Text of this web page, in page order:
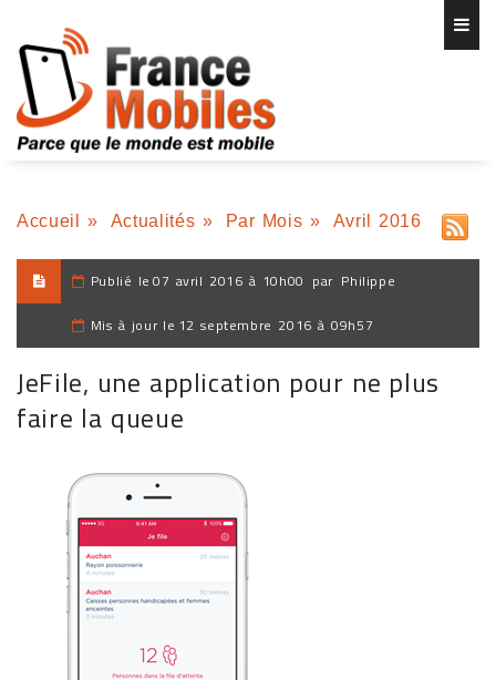
Accueil » Actualités » Par Mois » Avril 2016
Publié le 07 avril 2016 à 10h00 par Philippe
Mis à jour le 12 septembre 2016 à 09h57
JeFile, une application pour ne plus
faire la queue